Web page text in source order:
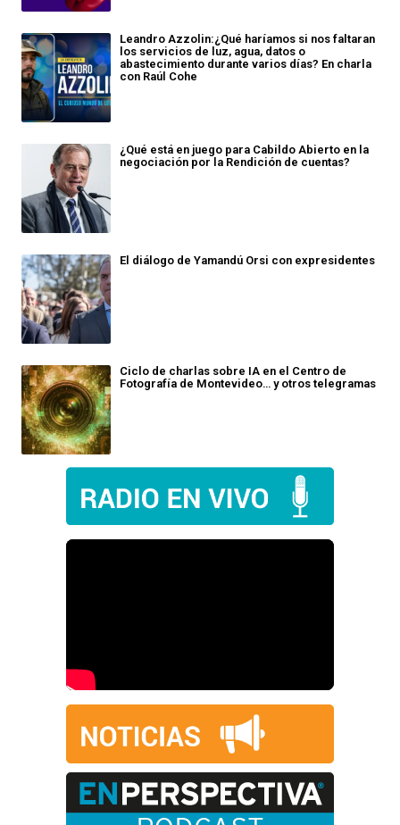
Leandro Azzolin:¿Qué haríamos si nos faltaran
los servicios de luz, agua, datos o
abastecimiento durante varios días? En charla
con Raúl Cohe
¿Qué está en juego para Cabildo Abierto en la
negociación por la Rendición de cuentas?
El diálogo de Yamandú Orsi con expresidentes
Ciclo de charlas sobre IA en el Centro de
Fotografía de Montevideo… y otros telegramas